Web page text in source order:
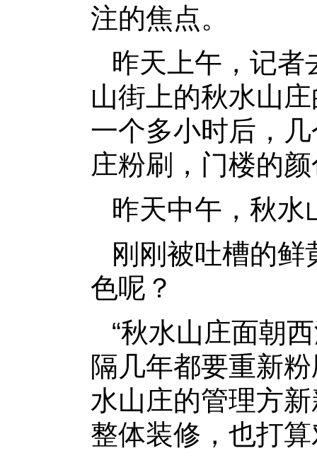
注的焦点。
昨天上午，记者
山街上的秋水山
一个多小时后，
庄粉刷，门楼的
昨天中午，秋水
刚刚被吐槽的
色呢？
“秋水山庄面朝
隔几年都要重新
水山庄的管理方
整体装修，也打